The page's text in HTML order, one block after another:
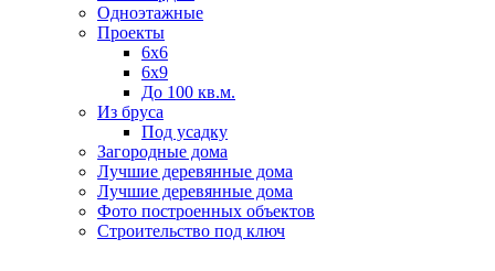
Одноэтажные
Проекты
6х6
6х9
До 100 кв.м.
Из бруса
Под усадку
Загородные дома
Лучшие деревянные дома
Лучшие деревянные дома
Фото построенных объектов
Строительство под ключ